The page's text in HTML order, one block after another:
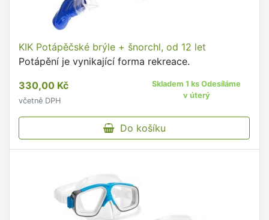
KIK Potápěčské brýle + šnorchl, od 12 let
Potápění je vynikající forma rekreace.
330,00 Kč
včetně DPH
Skladem 1 ks Odesíláme
v úterý
Do košíku